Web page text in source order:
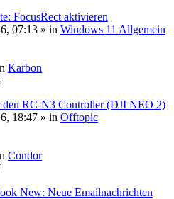
FocusRect aktivieren
07:13 » in Windows 11 Allgemein
Karbon
den RC-N3 Controller (DJI NEO 2)
18:47 » in Offtopic
Condor
New: Neue Emailnachrichten